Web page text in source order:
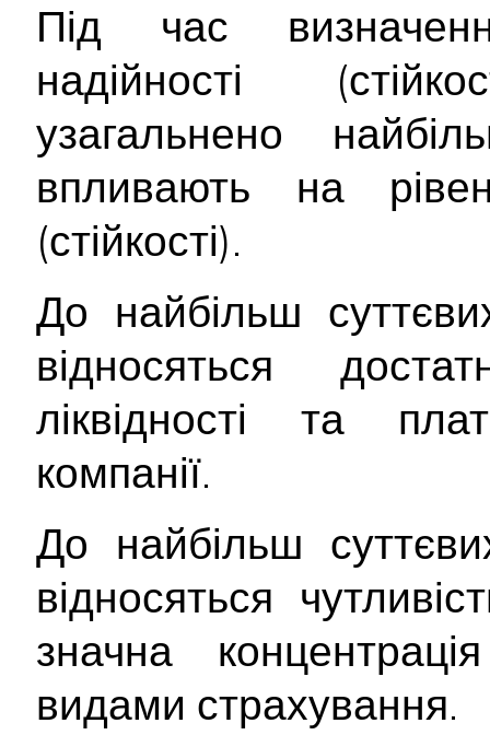
Під час
надійності
узагальнено
впливають на
(стійкості).
До найбільш
відносяться
ліквідності та
компанії.
До найбільш
відносяться
значна
видами страхування.